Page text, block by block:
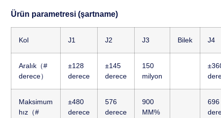
Ürün parametresi (şartname)
Kol J1 J2 J3 Bilek J4
Aralık（#
derece）
±128
derece
±145
derece
150
milyon
Maksimum
hız（#
±480
derece
576
derece
900
MM%
696